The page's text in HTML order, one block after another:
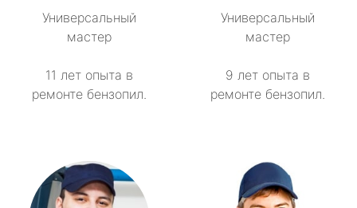
Универсальный
мастер
11 лет опыта в
ремонте бензопил.
Универсальный
мастер
9 лет опыта в
ремонте бензопил.